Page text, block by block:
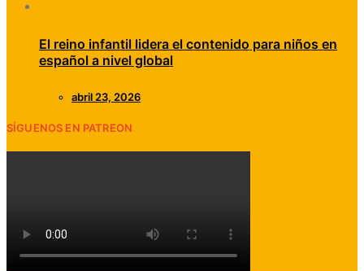
El reino infantil lidera el contenido para niños en
español a nivel global
abril 23, 2026
SÍGUENOS EN PATREON